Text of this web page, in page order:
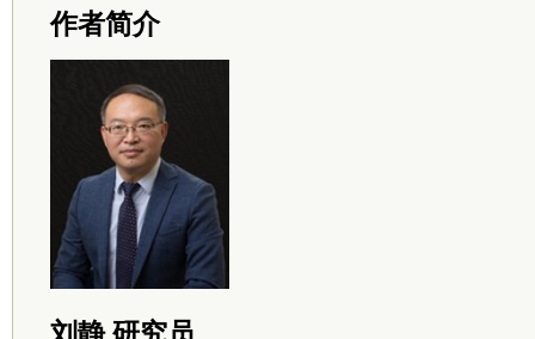
作者简介